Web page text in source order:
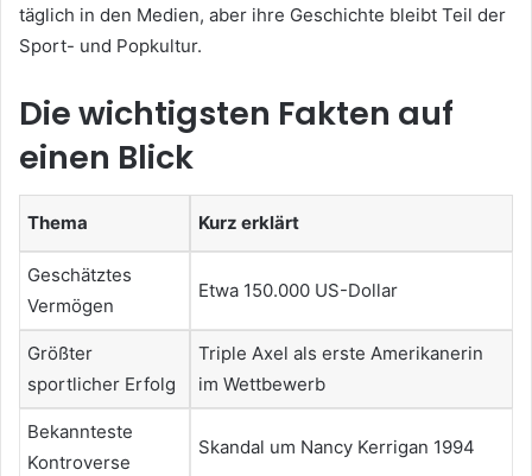
täglich in den Medien, aber ihre Geschichte bleibt Teil der
Sport- und Popkultur.
Die wichtigsten Fakten auf
einen Blick
Thema Kurz erklärt
Geschätztes
Vermögen
Etwa 150.000 US-Dollar
Größter
sportlicher Erfolg
Triple Axel als erste Amerikanerin
im Wettbewerb
Bekannteste
Kontroverse
Skandal um Nancy Kerrigan 1994